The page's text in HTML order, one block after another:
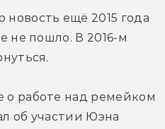
ещё 2015 года
не пошло. В 2016-м
о работе над ремейком
об участии Юэна